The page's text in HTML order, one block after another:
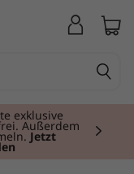
exklusive
Außerdem
Jetzt